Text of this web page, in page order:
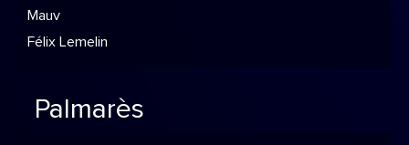
Mauv
Félix Lemelin
Palmarès